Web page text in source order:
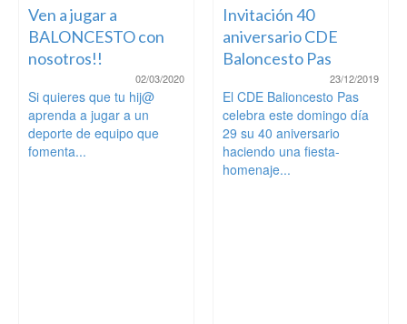
Ven a jugar a
BALONCESTO con
nosotros!!
02/03/2020
Si quieres que tu hij@
aprenda a jugar a un
deporte de equipo que
fomenta...
Invitación 40
aniversario CDE
Baloncesto Pas
23/12/2019
El CDE Balioncesto Pas
celebra este domingo día
29 su 40 aniversario
haciendo una fiesta-
homenaje...